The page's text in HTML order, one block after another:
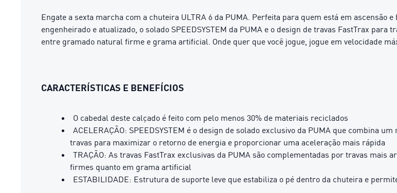
Engate a sexta marcha com a chuteira ULTRA 6 da PUMA. Perfeita para quem está em ascensão
engenheirado e atualizado, o solado SPEEDSYSTEM da PUMA e o design de travas FastTrax
entre gramado natural firme e grama artificial. Onde quer que você jogue, jogue em velocidade
CARACTERÍSTICAS E BENEFÍCIOS
O cabedal deste calçado é feito com pelo menos 30% de materiais reciclados
ACELERAÇÃO: SPEEDSYSTEM é o design de solado exclusivo da PUMA que combina
travas para maximizar o retorno de energia e proporcionar uma aceleração mais rápida
TRAÇÃO: As travas FastTrax exclusivas da PUMA são complementadas por travas
firmes quanto em grama artificial
ESTABILIDADE: Estrutura de suporte leve que estabiliza o pé dentro da chuteira e